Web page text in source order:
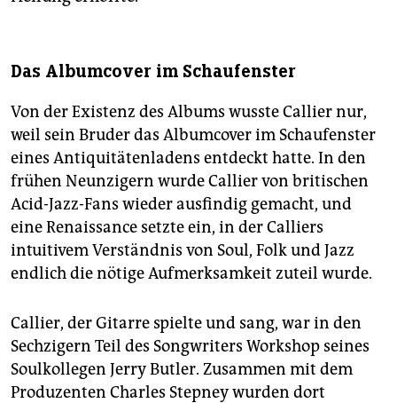
Das Albumcover im Schaufenster
Von der Existenz des Albums wusste Callier nur,
weil sein Bruder das Albumcover im Schaufenster
eines Antiquitätenladens entdeckt hatte. In den
frühen Neunzigern wurde Callier von britischen
Acid-Jazz-Fans wieder ausfindig gemacht, und
eine Renaissance setzte ein, in der Calliers
intuitivem Verständnis von Soul, Folk und Jazz
endlich die nötige Aufmerksamkeit zuteil wurde.
Callier, der Gitarre spielte und sang, war in den
Sechzigern Teil des Songwriters Workshop seines
Soulkollegen Jerry Butler. Zusammen mit dem
Produzenten Charles Stepney wurden dort